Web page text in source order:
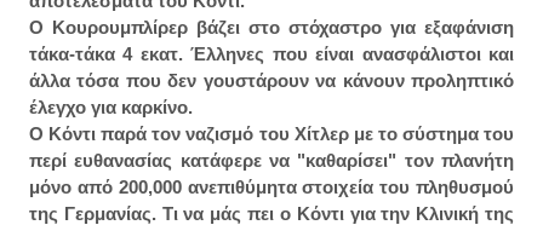
Ο Κουρουμπλίρερ βάζει στο στόχαστρο για εξαφάνιση
τάκα-τάκα 4 εκατ. Έλληνες που είναι ανασφάλιστοι και
άλλα τόσα που δεν γουστάρουν να κάνουν προληπτικό
έλεγχο για καρκίνο.
Ο Κόντι παρά τον ναζισμό του Χίτλερ με το σύστημα του
περί ευθανασίας κατάφερε να "καθαρίσει" τον πλανήτη
μόνο από 200,000 ανεπιθύμητα στοιχεία του πληθυσμού
της Γερμανίας. Τι να μάς πει ο Κόντι για την Κλινική της